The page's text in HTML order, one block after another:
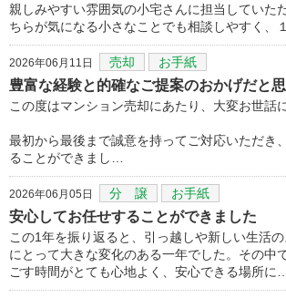
親しみやすい雰囲気の小宅さんに担当していた
ちらが気になる小さなことでも相談しやすく、
2026年06月11日 売却 お手紙
豊富な経験と的確なご提案のおかげだと
この度はマンション売却にあたり、大変お世話
最初から最後まで誠意を持ってご対応いただき
ることができまし…
2026年06月05日 分 譲 お手紙
安心してお任せすることができました
この1年を振り返ると、引っ越しや新しい生活
にとって大きな変化のある一年でした。その中
ごす時間がとても心地よく、安心できる場所に…